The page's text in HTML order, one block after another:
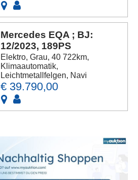
Mercedes EQA ; BJ:
12/2023, 189PS
Elektro, Grau, 40 722km,
Klimaautomatik,
Leichtmetallfelgen, Navi
€ 39.790,00